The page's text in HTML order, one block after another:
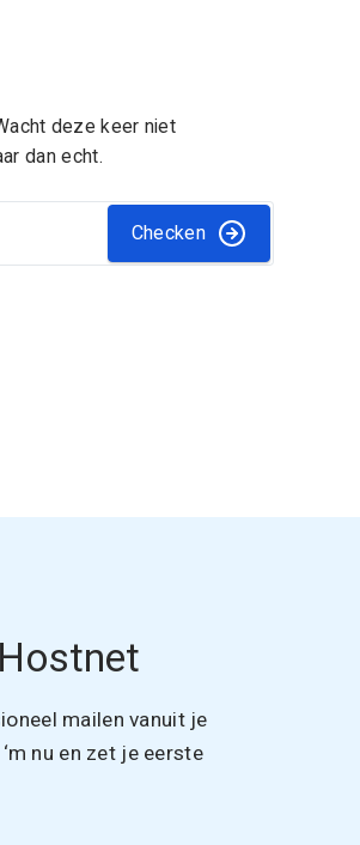
deze keer niet
dan echt.
Checken
mailen vanuit je
nu en zet je eerste